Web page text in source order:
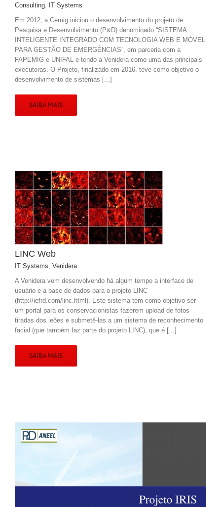
Consulting
IT Systems
Em 2012, a Cemig iniciou o desenvolvimento do projeto de
Pesquisa e Desenvolvimento (P&D) denominado “SISTEMA
INTELIGENTE INTEGRADO COM TECNOLOGIA WEB E MÓVEL
PARA GESTÃO DE EMERGÊNCIAS”, em parceria com a
FAPEMIG e UNIFAL e tendo a Venidera como uma das principais
executoras. O Projeto, finalizado em 2016, teve como objetivo o
desenvolvimento de sistemas [...]
SAIBA MAIS
LINC Web
IT Systems, Venidera
A Venidera vem desenvolvendo há algum tempo a interface de
usuário e a base de dados para o projeto LINC
(http://iefrd.com/linc.html). Este sistema tem como objetivo ser
um portal para os conservacionistas fazerem upload de fotos
tiradas dos leões e submetê-las a um sistema de reconhecimento
facial (que também faz parte do projeto LINC), que é [...]
SAIBA MAIS